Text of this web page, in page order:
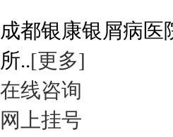
成都银康银屑病
所..[更多]
在线咨询
网上挂号